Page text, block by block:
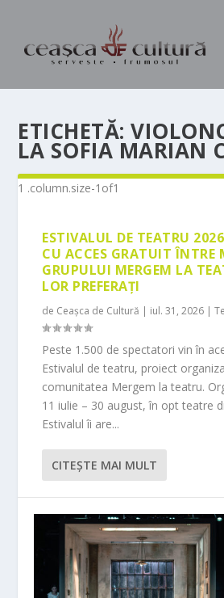
ETICHETĂ:
LA SOFIA MARIAN
ESTIVALUL DE TEATRU
CU ACCES GRATUIT ÎNTRE
GRUPULUI MERGEM LA
LOR PREFERAȚI
de Ceașca de Cultură | iul. 31, 2026 |
Peste 1.500 de spectatori vin în
Estivalul de teatru, proiect
comunitatea Mergem la teatru.
11 iulie – 30 august, în opt teatre
Estivalul îi are...
CITEŞTE MAI MULT